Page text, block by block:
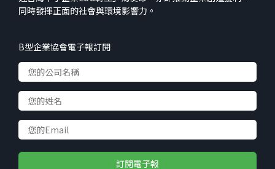
同時發揮正面的社會與環境影響力。
B型企業協會電子報訂閱